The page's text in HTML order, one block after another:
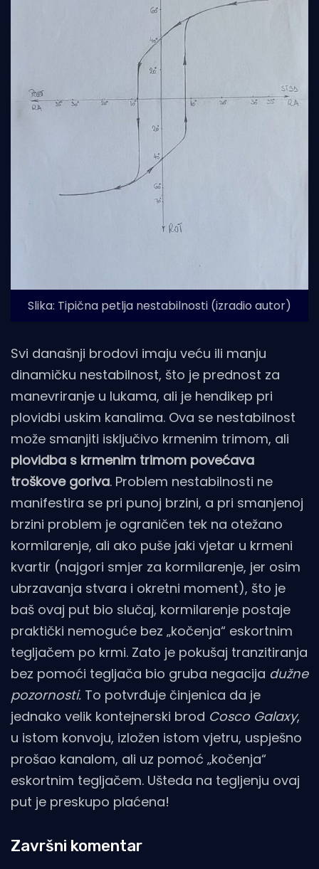
Slika: Tipična petlja nestabilnosti (izradio autor)
Svi današnji brodovi imaju veću ili manju
dinamičku nestabilnost, što je prednost za
manevriranje u lukama, ali je hendikep pri
plovidbi uskim kanalima. Ova se nestabilnost
može smanjiti isključivo krmenim trimom, ali
plovidba s krmenim trimom povećava
troškove goriva. Problem nestabilnosti ne
manifestira se pri punoj brzini, a pri smanjenoj
brzini problem je ograničen tek na otežano
kormilarenje, ali ako puše jaki vjetar u krmeni
kvartir (najgori smjer za kormilarenje, jer osim
ubrzavanja stvara i okretni moment), što je
baš ovaj put bio slučaj, kormilarenje postaje
praktički nemoguće bez „kočenja“ eskortnim
tegljačem po krmi. Zato je pokušaj tranzitiranja
bez pomoći tegljača bio gruba negacija dužne
pozornosti. To potvrđuje činjenica da je
jednako velik kontejnerski brod Cosco Galaxy,
u istom konvoju, izložen istom vjetru, uspješno
prošao kanalom, ali uz pomoć „kočenja“
eskortnim tegljačem. Ušteda na tegljenju ovaj
put je preskupo plaćena!
Završni komentar